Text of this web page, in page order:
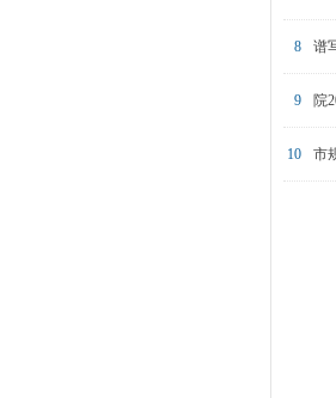
8
9
10